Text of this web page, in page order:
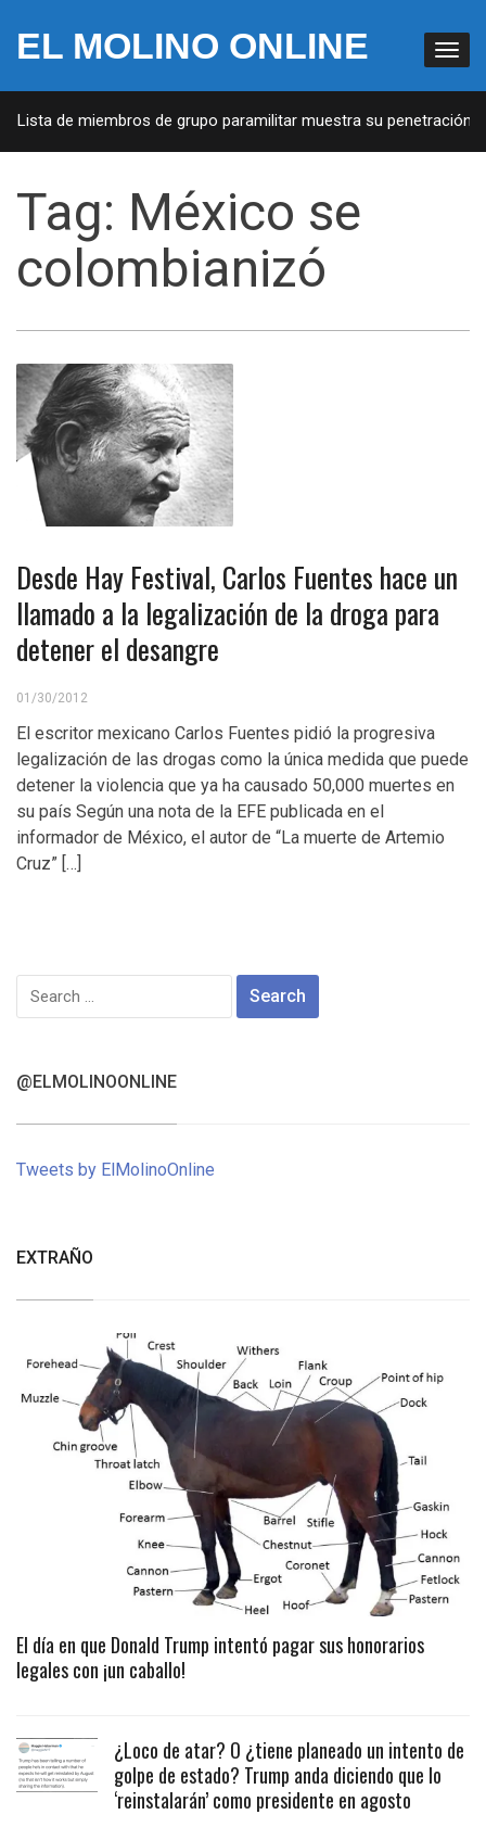
EL MOLINO ONLINE
de miembros de grupo paramilitar muestra su penetración en
Tag: México se
colombianizó
Desde Hay Festival, Carlos Fuentes hace un
llamado a la legalización de la droga para
detener el desangre
01/30/2012
El escritor mexicano Carlos Fuentes pidió la progresiva
legalización de las drogas como la única medida que puede
detener la violencia que ya ha causado 50,000 muertes en
su país Según una nota de la EFE publicada en el
informador de México, el autor de “La muerte de Artemio
Cruz” […]
Search
for:
@ELMOLINOONLINE
Tweets by ElMolinoOnline
EXTRAÑO
El día en que Donald Trump intentó pagar sus honorarios
legales con ¡un caballo!
¿Loco de atar? O ¿tiene planeado un intento de
golpe de estado? Trump anda diciendo que lo
‘reinstalarán’ como presidente en agosto